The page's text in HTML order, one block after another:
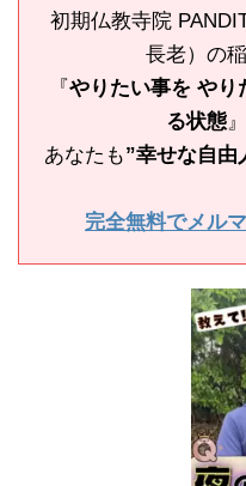
初期仏教寺院
長老）の
『やりたい事を やり
る状態
あなたも”幸せな自由
完全無料でメル